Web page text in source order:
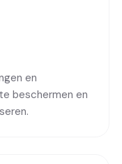
en
beschermen en